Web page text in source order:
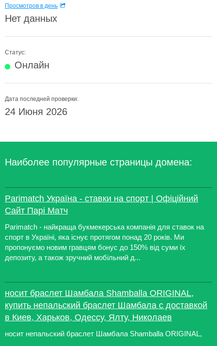
Просмотров в день
Нет данных
Статус:
Онлайн
Дата последней проверки:
24 Июня 2026
Наиболее популярные страницы домена:
Parimatch Україна - ставки на спорт | Офіційний
Сайт Парі Матч
Parimatch - найкраща букмекерська компанія для ставок на
спорт в Україні, яка існує протягом понад 20 років. Ми
пропонуємо новим гравцям бонус до 150% від суми їх
депозиту, а також зручний мобільний д...
носит браслет Шамбала Shamballa ORIGINAL,
купить непальский браслет Шамбала с доставкой
в Киев, Харьков, Одессу, Ялту, Николаев
носит непальский браслет Шамбала Shamballa ORIGINAL,